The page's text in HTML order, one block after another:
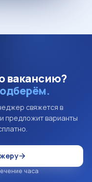
вакансию?
свяжется в
предложит варианты
часа